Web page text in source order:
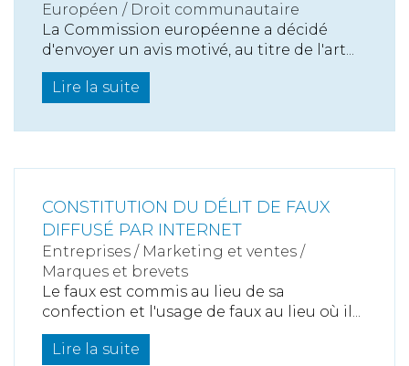
Européen / Droit communautaire
La Commission européenne a décidé
d'envoyer un avis motivé, au titre de l'art...
Lire la suite
CONSTITUTION DU DÉLIT DE FAUX
DIFFUSÉ PAR INTERNET
Entreprises / Marketing et ventes /
Marques et brevets
Le faux est commis au lieu de sa
confection et l'usage de faux au lieu où il...
Lire la suite